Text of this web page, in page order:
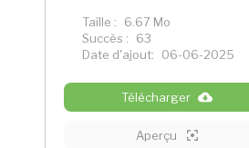
Taille :
6.67 Mo
Succès :
63
Date d'ajout:
06-06-2025
Télécharger
Aperçu